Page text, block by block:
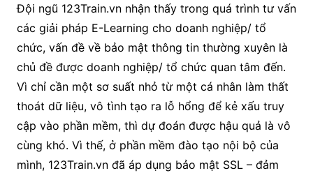
Đội ngũ 123Train.vn nhận thấy trong quá trình tư vấn
các giải pháp E-Learning cho doanh nghiệp/ tổ
chức, vấn đề về bảo mật thông tin thường xuyên là
chủ đề được doanh nghiệp/ tổ chức quan tâm đến.
Vì chỉ cần một sơ suất nhỏ từ một cá nhân làm thất
thoát dữ liệu, vô tình tạo ra lỗ hổng để kẻ xấu truy
cập vào phần mềm, thì dự đoán được hậu quả là vô
cùng khó. Vì thế, ở phần mềm đào tạo nội bộ của
mình, 123Train.vn đã áp dụng bảo mật SSL – đảm